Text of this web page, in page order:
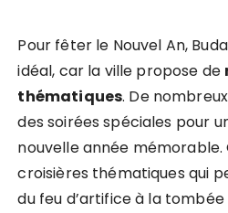
Pour fêter le Nouvel An,
idéal, car la ville propose de
thématiques. De
des soirées spéciales pour
nouvelle année mémorable.
croisières thématiques qui
du feu d’artifice à la